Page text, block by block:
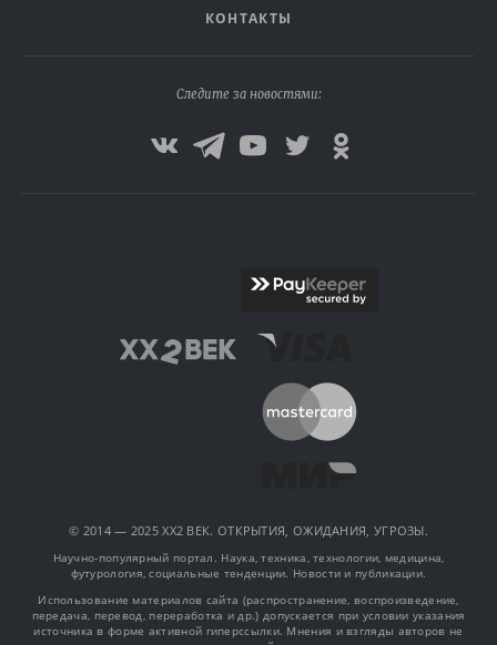
КОНТАКТЫ
Следите за новостями:
© 2014 — 2025 XX2 ВЕК. ОТКРЫТИЯ, ОЖИДАНИЯ, УГРОЗЫ.
Научно-популярный портал. Наука, техника, технологии, медицина,
футурология, социальные тенденции. Новости и публикации.
Использование материалов сайта (распространение, воспроизведение,
передача, перевод, переработка и др.) допускается при условии указания
источника в форме активной гиперссылки. Мнения и взгляды авторов не